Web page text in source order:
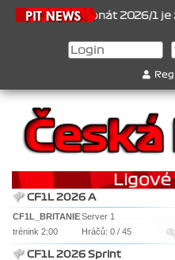
2026/1 je za
CF1L 2026 A
CF1L_BRITANIEServer 1
trénink 2:00
Hráčů: 0 / 45
CF1L 2026 Sprint